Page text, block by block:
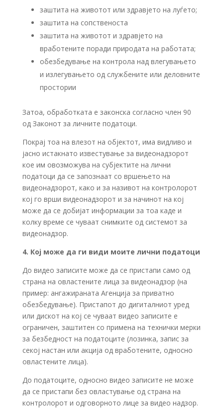
заштита на животот или здравјето на луѓето;
заштита на сопственоста
заштита на животот и здравјето на
вработените поради природата на работата;
обезбедување на контрола над влегувањето
и излегувањето од службените или деловните
простории
Затоа, обработката е законска согласно член 90
од Законот за личните податоци.
Покрај тоа на влезот на објектот, има видливо и
јасно истакнато известување за видеонадзорот
кое им овозможува на субјектите на лични
податоци да се запознаат со вршењето на
видеонадзорот, како и за називот на контролорот
кој го врши видеонадзорот и за начинот на кој
може да се добијат информации за тоа каде и
колку време се чуваат снимките од системот за
видеонадзор.
4. Кој може да ги види моите лични податоци
До видео записите може да се пристапи само од
страна на овластените лица за видеонадзор (на
пример: ангажираната Агенција за приватно
обезбедување). Пристапот до дигиталниот уред
или дискот на кој се чуваат видео записите е
ограничен, заштитен со примена на технички мерки
за безбедност на податоците (лозинка, запис за
секој настан или акција од вработените, односно
овластените лица).
До податоците, односно видео записите не може
да се пристапи без овластување од страна на
контролорот и одговорното лице за видео надзор.